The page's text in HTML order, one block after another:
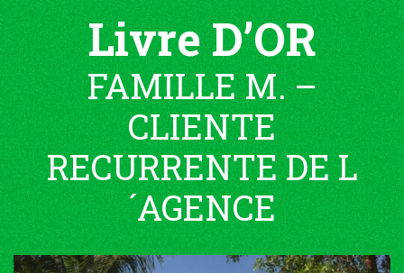
Livre D’OR
FAMILLE M. –
CLIENTE
RECURRENTE DE L
´AGENCE